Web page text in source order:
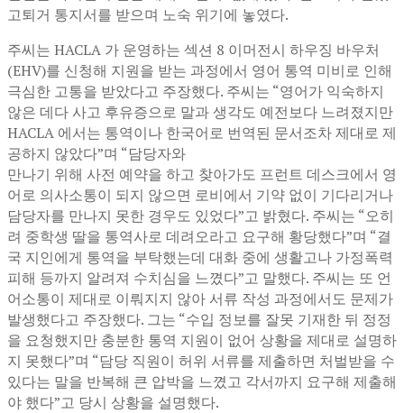
고퇴거 통지서를 받으며 노숙 위기에 놓였다.
주씨는 HACLA 가 운영하는 섹션 8 이머전시 하우징 바우처
(EHV)를 신청해 지원을 받는 과정에서 영어 통역 미비로 인해
극심한 고통을 받았다고 주장했다. 주씨는 “영어가 익숙하지
않은 데다 사고 후유증으로 말과 생각도 예전보다 느려졌지만
HACLA 에서는 통역이나 한국어로 번역된 문서조차 제대로 제
공하지 않았다”며 “담당자와
만나기 위해 사전 예약을 하고 찾아가도 프런트 데스크에서 영
어로 의사소통이 되지 않으면 로비에서 기약 없이 기다리거나
담당자를 만나지 못한 경우도 있었다”고 밝혔다. 주씨는 “오히
려 중학생 딸을 통역사로 데려오라고 요구해 황당했다”며 “결
국 지인에게 통역을 부탁했는데 대화 중에 생활고나 가정폭력
피해 등까지 알려져 수치심을 느꼈다”고 말했다. 주씨는 또 언
어소통이 제대로 이뤄지지 않아 서류 작성 과정에서도 문제가
발생했다고 주장했다. 그는 “수입 정보를 잘못 기재한 뒤 정정
을 요청했지만 충분한 통역 지원이 없어 상황을 제대로 설명하
지 못했다”며 “담당 직원이 허위 서류를 제출하면 처벌받을 수
있다는 말을 반복해 큰 압박을 느꼈고 각서까지 요구해 제출해
야 했다”고 당시 상황을 설명했다.